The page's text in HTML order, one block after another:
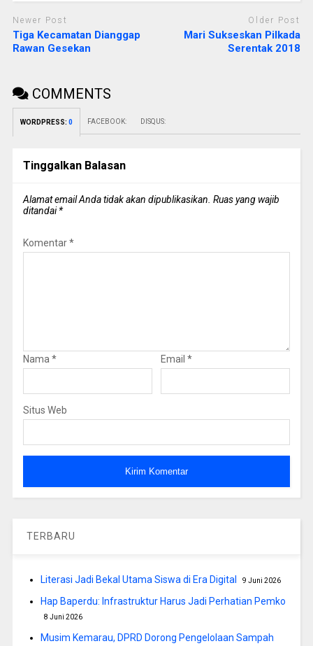
Newer Post
Tiga Kecamatan Dianggap
Rawan Gesekan
Older Post
Mari Sukseskan Pilkada
Serentak 2018
COMMENTS
WORDPRESS: 0 FACEBOOK: DISQUS:
Tinggalkan Balasan
Alamat email Anda tidak akan dipublikasikan. Ruas yang wajib
ditandai*
Komentar*
Nama * Email *
Situs Web
TERBARU
Literasi Jadi Bekal Utama Siswa di Era Digital 9 Juni 2026
Hap Baperdu: Infrastruktur Harus Jadi Perhatian Pemko
8 Juni 2026
Musim Kemarau, DPRD Dorong Pengelolaan Sampah